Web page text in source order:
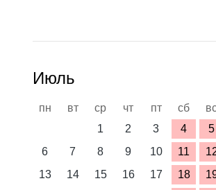
Июль
пн вт ср чт пт сб
1
2 3 4
5
6
7 8 9 10 11
13
14 15 16 17 18